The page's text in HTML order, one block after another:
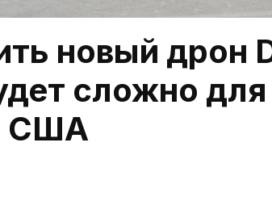
новый дрон
сложно для
США